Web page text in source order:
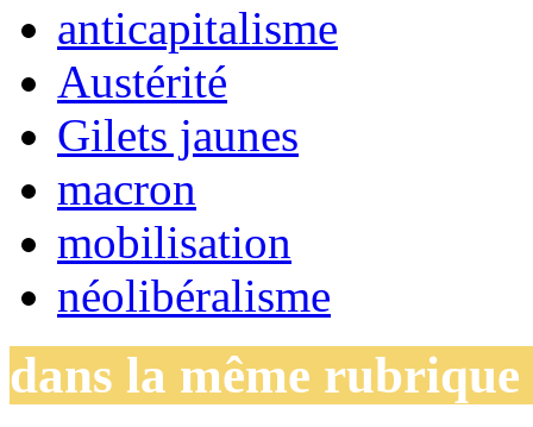
anticapitalisme
Austérité
Gilets jaunes
macron
mobilisation
néolibéralisme
dans la même rubrique